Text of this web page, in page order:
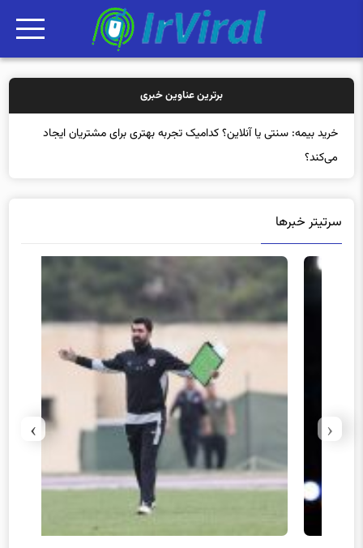
برترین عناوین خبری
خرید بیمه: سنتی یا آنلاین؟ کدامیک تجربه بهتری برای مشتریان ایجاد
می‌کند؟
سرتیتر خبرها
‹
›